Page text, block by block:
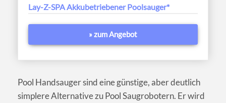
Lay-Z-SPA Akkubetriebener Poolsauger*
» zum Angebot
Pool Handsauger sind eine günstige, aber deutlich
simplere Alternative zu Pool Saugrobotern. Er wird